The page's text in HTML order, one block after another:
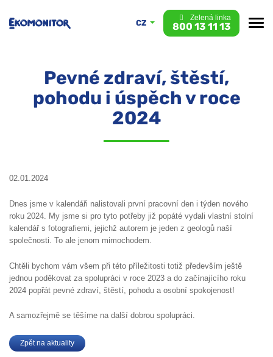
CZ
Zelená linka
800 13 11 13
Pevné zdraví, štěstí,
pohodu i úspěch v roce
2024
02.01.2024
Dnes jsme v kalendáři nalistovali první pracovní den i týden nového
roku 2024. My jsme si pro tyto potřeby již popáté vydali vlastní stolní
kalendář s fotografiemi, jejichž autorem je jeden z geologů naší
společnosti. To ale jenom mimochodem.
Chtěli bychom vám všem při této příležitosti totiž především ještě
jednou poděkovat za spolupráci v roce 2023 a do začínajícího roku
2024 popřát pevné zdraví, štěstí, pohodu a osobní spokojenost!
A samozřejmě se těšíme na další dobrou spolupráci.
Zpět na aktuality